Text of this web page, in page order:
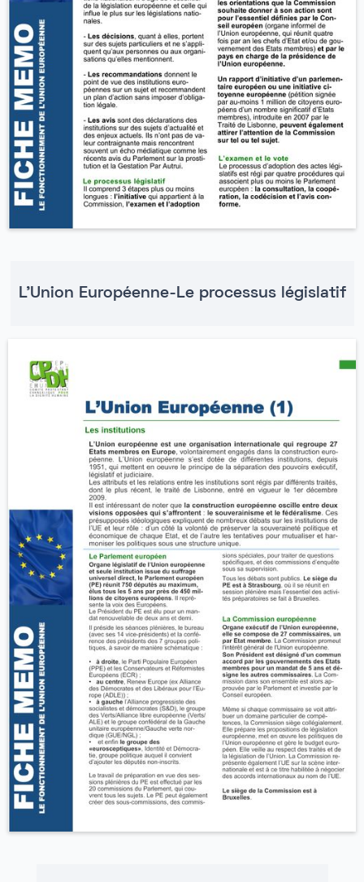
L'Union Européenne-Le processus législatif